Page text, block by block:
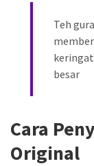
Teh
besar
Cara
Original